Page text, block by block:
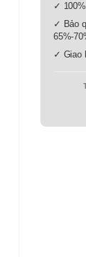
✓
✓ Bảo
65%-
✓ Giao